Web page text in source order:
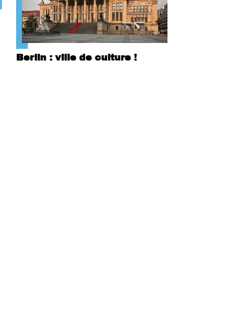
Berlin : ville de culture !